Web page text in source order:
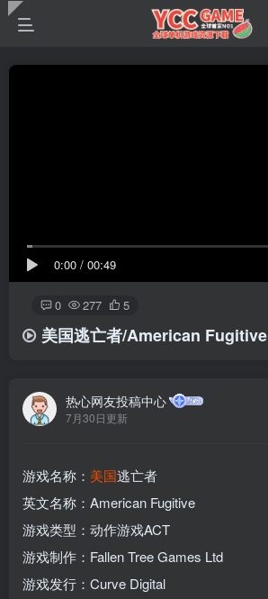
0:00 / 00:49
0 277 5
美国逃亡者/American Fugitive
热心网友投稿中心
7月30日更新
游戏名称： 美国逃亡者
英文名称：American Fugitive
游戏类型：动作游戏ACT
游戏制作：Fallen Tree Games Ltd
游戏发行：Curve Digital